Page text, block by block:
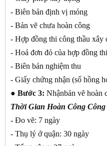
- Biên bản định vị móng
- Bản vẽ chưa hoàn công
- Hợp đồng thi công thầu xây
- Hoá đơn đỏ của hợp đồng
- Biên bản nghiệm thu
- Giấy chứng nhận (sổ hồng
● Bước 3: Nhậnbản vẽ hoàn
Thời Gian Hoàn Công
- Đo vẽ: 7 ngày
- Thụ lý ở quận: 30 ngày